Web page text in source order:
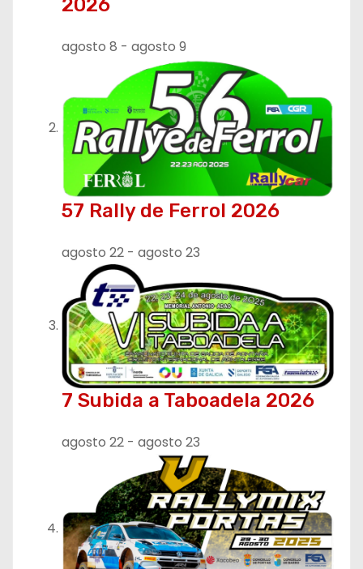
2026
agosto 8 - agosto 9
57 Rally de Ferrol 2026
agosto 22 - agosto 23
7 Subida a Taboadela 2026
agosto 22 - agosto 23